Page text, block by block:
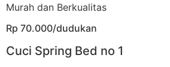
Murah dan Berkualitas
Rp 70.000/dudukan
Cuci Spring Bed no 1